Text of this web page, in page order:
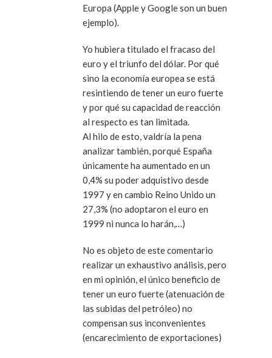
Europa (Apple y Google son un buen
ejemplo).
Yo hubiera titulado el fracaso del
euro y el triunfo del dólar. Por qué
sino la economía europea se está
resintiendo de tener un euro fuerte
y por qué su capacidad de reacción
al respecto es tan limitada.
Al hilo de esto, valdría la pena
analizar también, porqué España
únicamente ha aumentado en un
0,4% su poder adquistivo desde
1997 y en cambio Reino Unido un
27,3% (no adoptaron el euro en
1999 ni nunca lo harán,…)
No es objeto de este comentario
realizar un exhaustivo análisis, pero
en mi opinión, el único beneficio de
tener un euro fuerte (atenuación de
las subidas del petróleo) no
compensan sus inconvenientes
(encarecimiento de exportaciones)